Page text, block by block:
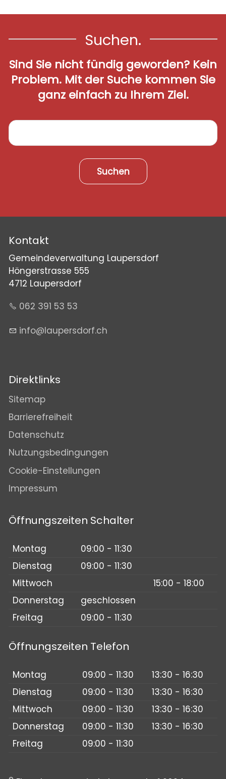
Suchen.
Sind Sie nicht fündig geworden? Kein
Problem. Mit der Suche kommen Sie
ganz einfach zu Ihrem Ziel.
Suchen
Kontakt
Gemeindeverwaltung Laupersdorf
Höngerstrasse 555
4712 Laupersdorf
062 391 53 53
nf
l p rsd rf ch
Direktlinks
Sitemap
Barrierefreiheit
Datenschutz
Nutzungsbedingungen
Cookie-Einstellungen
Impressum
Öffnungszeiten Schalter
Montag
09:00 - 11:30
Dienstag
09:00 - 11:30
Mittwoch
15:00 - 18:00
Donnerstag
geschlossen
Freitag
09:00 - 11:30
Öffnungszeiten Telefon
Montag 09:00 - 11:30
13:30 - 16:30
Dienstag
09:00 - 11:30
13:30 - 16:30
Mittwoch
09:00 - 11:30
13:30 - 16:30
Donnerstag
09:00 - 11:30
13:30 - 16:30
Freitag
09:00 - 11:30